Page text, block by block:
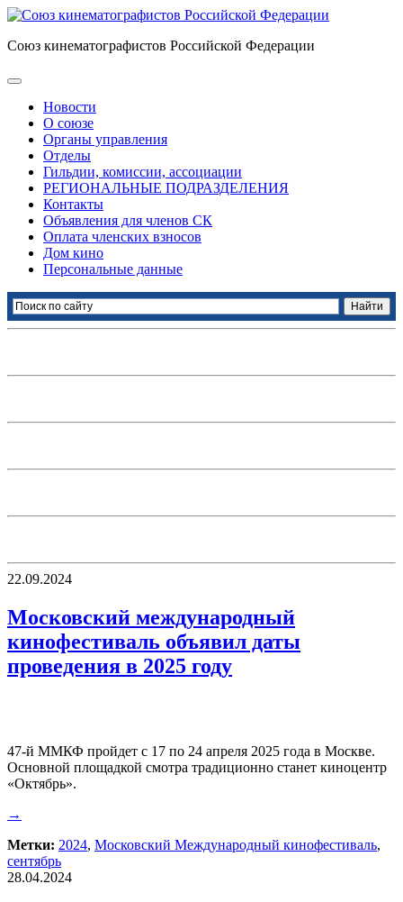
Союз кинематографистов Российской Федерации
Новости
О союзе
Органы управления
Отделы
Гильдии, комиссии, ассоциации
РЕГИОНАЛЬНЫЕ ПОДРАЗДЕЛЕНИЯ
Контакты
Объявления для членов СК
Оплата членских взносов
Дом кино
Персональные данные
22.09.2024
Московский международный
кинофестиваль объявил даты
проведения в 2025 году
47-й ММКФ пройдет с 17 по 24 апреля 2025 года в Москве.
Основной площадкой смотра традиционно станет киноцентр
«Октябрь».
→
Метки: 2024, Московский Международный кинофестиваль,
сентябрь
28.04.2024